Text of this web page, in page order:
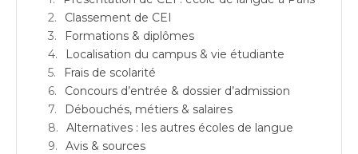
Classement de CEI
Formations & diplômes
Localisation du campus & vie étudiante
Frais de scolarité
Concours d’entrée & dossier d’admission
Débouchés, métiers & salaires
Alternatives : les autres écoles de langue
Avis & sources